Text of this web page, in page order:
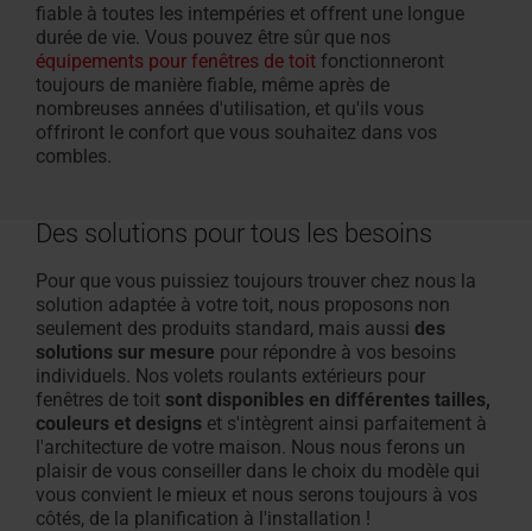
fiable à toutes les intempéries et offrent une longue
durée de vie. Vous pouvez être sûr que nos
équipements pour fenêtres de toit fonctionneront
toujours de manière fiable, même après de
nombreuses années d'utilisation, et qu'ils vous
offriront le confort que vous souhaitez dans vos
combles.
Des solutions pour tous les besoins
Pour que vous puissiez toujours trouver chez nous la
solution adaptée à votre toit, nous proposons non
seulement des produits standard, mais aussi des
solutions sur mesure pour répondre à vos besoins
individuels. Nos volets roulants extérieurs pour
fenêtres de toit sont disponibles en différentes tailles,
couleurs et designs et s'intègrent ainsi parfaitement à
l'architecture de votre maison. Nous nous ferons un
plaisir de vous conseiller dans le choix du modèle qui
vous convient le mieux et nous serons toujours à vos
côtés, de la planification à l'installation !